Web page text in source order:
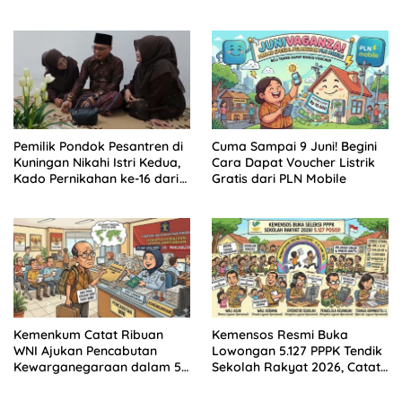
Pemilik Pondok Pesantren di
Kuningan Nikahi Istri Kedua,
Kado Pernikahan ke-16 dari
Cuma Sampai 9 Juni! Begini
Cara Dapat Voucher Listrik
Gratis dari PLN Mobile
Kemenkum Catat Ribuan
WNI Ajukan Pencabutan
Kewarganegaraan dalam 5
Kemensos Resmi Buka
Lowongan 5.127 PPPK Tendik
Sekolah Rakyat 2026, Catat